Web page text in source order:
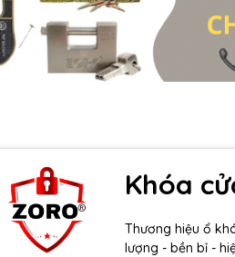
Khóa
Thương hiệu ổ
lượng - bền bỉ -